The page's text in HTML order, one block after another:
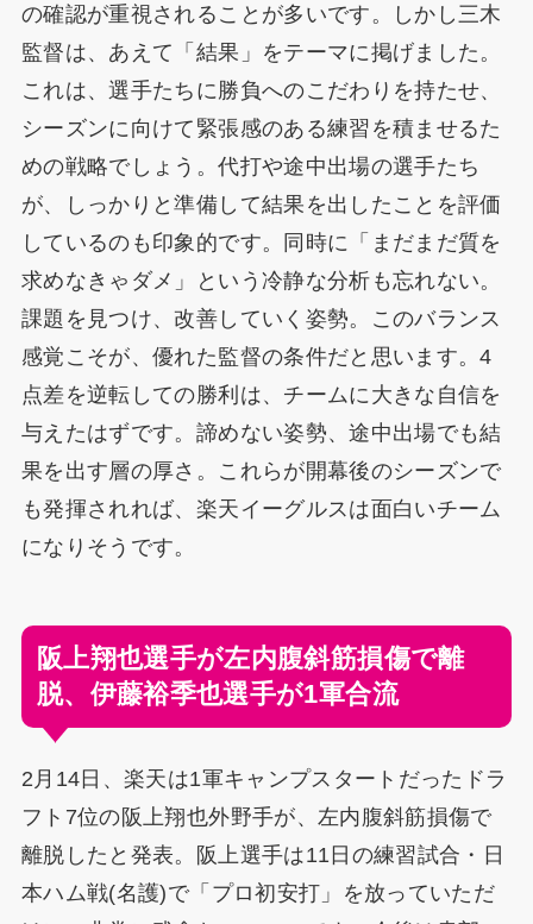
の確認が重視されることが多いです。しかし三木
監督は、あえて「結果」をテーマに掲げました。
これは、選手たちに勝負へのこだわりを持たせ、
シーズンに向けて緊張感のある練習を積ませるた
めの戦略でしょう。代打や途中出場の選手たち
が、しっかりと準備して結果を出したことを評価
しているのも印象的です。同時に「まだまだ質を
求めなきゃダメ」という冷静な分析も忘れない。
課題を見つけ、改善していく姿勢。このバランス
感覚こそが、優れた監督の条件だと思います。4
点差を逆転しての勝利は、チームに大きな自信を
与えたはずです。諦めない姿勢、途中出場でも結
果を出す層の厚さ。これらが開幕後のシーズンで
も発揮されれば、楽天イーグルスは面白いチーム
になりそうです。
阪上翔也選手が左内腹斜筋損傷で離
脱、伊藤裕季也選手が1軍合流
2月14日、楽天は1軍キャンプスタートだったドラ
フト7位の阪上翔也外野手が、左内腹斜筋損傷で
離脱したと発表。阪上選手は11日の練習試合・日
本ハム戦(名護)で「プロ初安打」を放っていただ